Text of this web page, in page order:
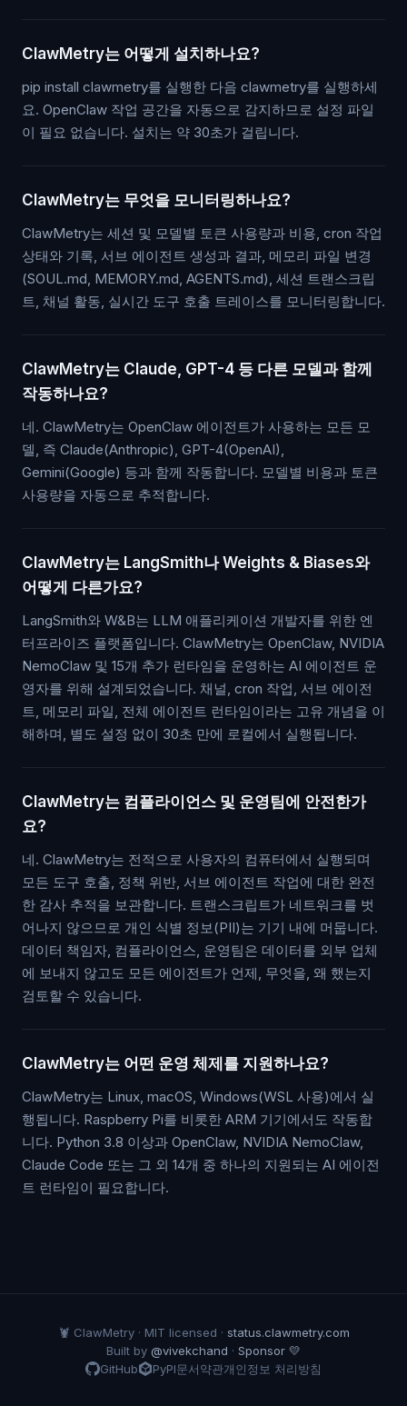
ClawMetry는 어떻게 설치하나요?
pip install clawmetry를 실행한 다음 clawmetry를 실행하세
요. OpenClaw 작업 공간을 자동으로 감지하므로 설정 파일
이 필요 없습니다. 설치는 약 30초가 걸립니다.
ClawMetry는 무엇을 모니터링하나요?
ClawMetry는 세션 및 모델별 토큰 사용량과 비용, cron 작업
상태와 기록, 서브 에이전트 생성과 결과, 메모리 파일 변경
(SOUL.md, MEMORY.md, AGENTS.md), 세션 트랜스크립
트, 채널 활동, 실시간 도구 호출 트레이스를 모니터링합니다.
ClawMetry는 Claude, GPT-4 등 다른 모델과 함께
작동하나요?
네. ClawMetry는 OpenClaw 에이전트가 사용하는 모든 모
델, 즉 Claude(Anthropic), GPT-4(OpenAI),
Gemini(Google) 등과 함께 작동합니다. 모델별 비용과 토큰
사용량을 자동으로 추적합니다.
ClawMetry는 LangSmith나 Weights & Biases와
어떻게 다른가요?
LangSmith와 W&B는 LLM 애플리케이션 개발자를 위한 엔
터프라이즈 플랫폼입니다. ClawMetry는 OpenClaw, NVIDIA
NemoClaw 및 15개 추가 런타임을 운영하는 AI 에이전트 운
영자를 위해 설계되었습니다. 채널, cron 작업, 서브 에이전
트, 메모리 파일, 전체 에이전트 런타임이라는 고유 개념을 이
해하며, 별도 설정 없이 30초 만에 로컬에서 실행됩니다.
ClawMetry는 컴플라이언스 및 운영팀에 안전한가
요?
네. ClawMetry는 전적으로 사용자의 컴퓨터에서 실행되며
모든 도구 호출, 정책 위반, 서브 에이전트 작업에 대한 완전
한 감사 추적을 보관합니다. 트랜스크립트가 네트워크를 벗
어나지 않으므로 개인 식별 정보(PII)는 기기 내에 머뭅니다.
데이터 책임자, 컴플라이언스, 운영팀은 데이터를 외부 업체
에 보내지 않고도 모든 에이전트가 언제, 무엇을, 왜 했는지
검토할 수 있습니다.
ClawMetry는 어떤 운영 체제를 지원하나요?
ClawMetry는 Linux, macOS, Windows(WSL 사용)에서 실
행됩니다. Raspberry Pi를 비롯한 ARM 기기에서도 작동합
니다. Python 3.8 이상과 OpenClaw, NVIDIA NemoClaw,
Claude Code 또는 그 외 14개 중 하나의 지원되는 AI 에이전
트 런타임이 필요합니다.
🦞 ClawMetry · MIT licensed · status.clawmetry.com
Built by @vivekchand · Sponsor 💛
GitHub
PyPI문서약관개인정보 처리방침